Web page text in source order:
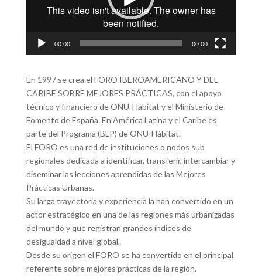
00:00 00:00
En 1997 se crea el FORO IBEROAMERICANO Y DEL
CARIBE SOBRE MEJORES PRÁCTICAS, con el apoyo
técnico y financiero de ONU-Hábitat y el Ministerio de
Fomento de España. En América Latina y el Caribe es
parte del Programa (BLP) de ONU-Hábitat.
El FORO es una red de instituciones o nodos sub
regionales dedicada a identificar, transferir, intercambiar y
diseminar las lecciones aprendidas de las Mejores
Prácticas Urbanas.
Su larga trayectoria y experiencia la han convertido en un
actor estratégico en una de las regiones más urbanizadas
del mundo y que registran grandes índices de
desigualdad a nivel global.
Desde su origen el FORO se ha convertido en el principal
referente sobre mejores prácticas de la región.